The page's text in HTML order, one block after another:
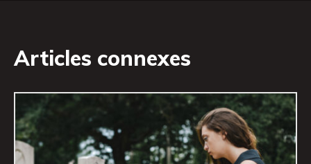
Articles connexes